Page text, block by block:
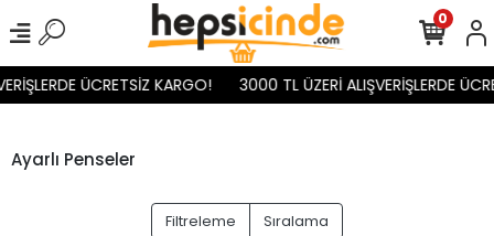
ÜCRETSİZ KARGO! 3000 TL ÜZERİ ALIŞVERİŞLERDE
0
Ayarlı Penseler
Filtreleme Sıralama